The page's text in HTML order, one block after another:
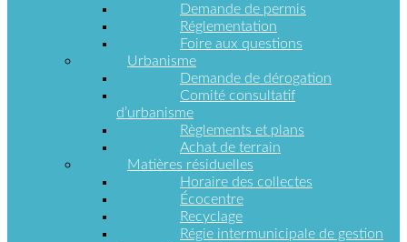
Taxes et
évaluation
foncière
Compte de
taxes en ligne
Paiement des
taxes
d’évaluation
Taxation
Demande de permis
Réglementation
Foire aux questions
Urbanisme
Demande de dérogation
Comité consultatif
d’urbanisme
Règlements et plans
Achat de terrain
Matières résiduelles
Horaire des collectes
Écocentre
Recyclage
Régie intermunicipale de gestion